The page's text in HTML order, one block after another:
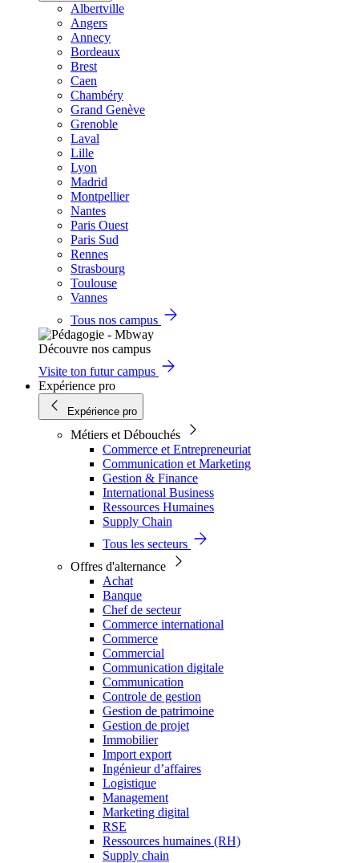
Albertville
Angers
Annecy
Bordeaux
Brest
Caen
Chambéry
Grand Genève
Grenoble
Laval
Lille
Lyon
Madrid
Montpellier
Nantes
Paris Ouest
Paris Sud
Rennes
Strasbourg
Toulouse
Vannes
Tous nos campus
Découvre nos campus
Visite ton futur campus
Expérience pro
Expérience pro
Métiers et Débouchés
Commerce et Entrepreneuriat
Communication et Marketing
Gestion & Finance
International Business
Ressources Humaines
Supply Chain
Tous les secteurs
Offres d'alternance
Achat
Banque
Chef de secteur
Commerce international
Commerce
Commercial
Communication digitale
Communication
Controle de gestion
Gestion de patrimoine
Gestion de projet
Immobilier
Import export
Ingénieur d’affaires
Logistique
Management
Marketing digital
RSE
Ressources humaines (RH)
Supply chain